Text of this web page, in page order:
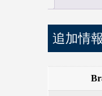
追加情報